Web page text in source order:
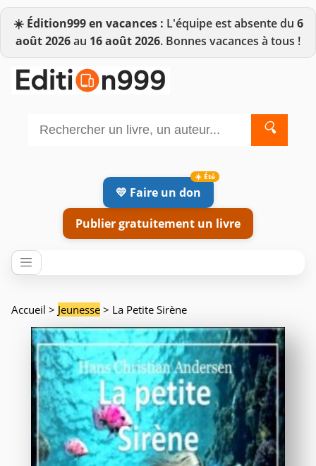
☀️ Édition999 en vacances : L'équipe est absente du 6
août 2026au 16 août 2026. Bonnes vacances à tous !
🔍
💛 Faire un don
Publier gratuitement un livre
Accueil > Jeunesse > La Petite Sirène